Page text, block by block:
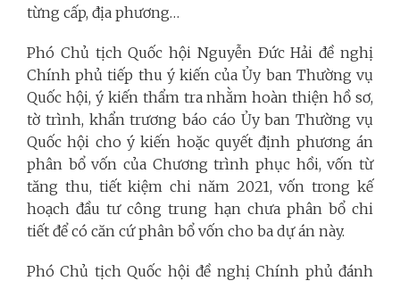
từng cấp, địa phương…
Phó Chủ tịch Quốc hội Nguyễn Đức Hải đề nghị
Chính phủ tiếp thu ý kiến của Ủy ban Thường vụ
Quốc hội, ý kiến thẩm tra nhằm hoàn thiện hồ sơ,
tờ trình, khẩn trương báo cáo Ủy ban Thường vụ
Quốc hội cho ý kiến hoặc quyết định phương án
phân bổ vốn của Chương trình phục hồi, vốn từ
tăng thu, tiết kiệm chi năm 2021, vốn trong kế
hoạch đầu tư công trung hạn chưa phân bổ chi
tiết để có căn cứ phân bổ vốn cho ba dự án này.
Phó Chủ tịch Quốc hội đề nghị Chính phủ đánh